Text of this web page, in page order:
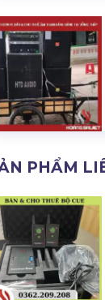
Bị
Đồng
Top10
PHẨM